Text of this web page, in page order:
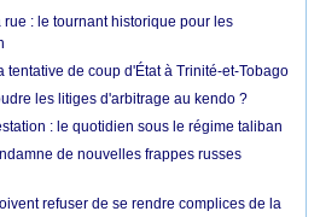
: le tournant historique pour les
tentative de coup d'État à Trinité-et-Tobago
les litiges d'arbitrage au kendo ?
: le quotidien sous le régime taliban
de nouvelles frappes russes
refuser de se rendre complices de la